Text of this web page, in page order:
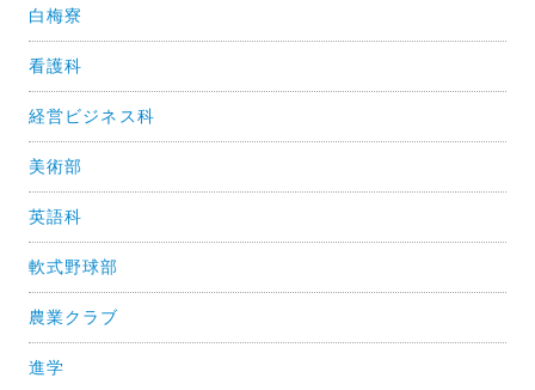
白梅寮
看護科
経営ビジネス科
美術部
英語科
軟式野球部
農業クラブ
進学